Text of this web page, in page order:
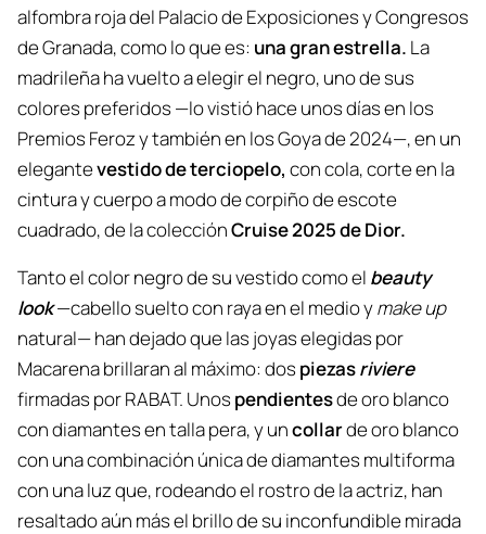
alfombra roja del Palacio de Exposiciones y Congresos
de Granada, como lo que es: una gran estrella. La
madrileña ha vuelto a elegir el negro, uno de sus
colores preferidos —lo vistió hace unos días en los
Premios Feroz y también en los Goya de 2024—, en un
elegantevestido de terciopelo, con cola, corte en la
cintura y cuerpo a modo de corpiño de escote
cuadrado, de la colecciónCruise 2025 de Dior.
Tanto el color negro de su vestido como el beauty
look—cabello suelto con raya en el medio ymake up
natural— han dejado que las joyas elegidas por
Macarena brillaran al máximo: dospiezasriviere
firmadas por RABAT. Unospendientesde oro blanco
con diamantes en talla pera, y uncollarde oro blanco
con una combinación única de diamantes multiforma
con una luz que, rodeando el rostro de la actriz, han
resaltado aún más el brillo de su inconfundible mirada